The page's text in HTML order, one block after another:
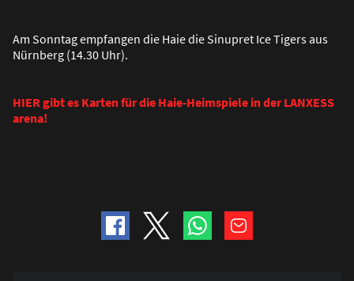
Am Sonntag empfangen die Haie die Sinupret Ice Tigers aus
Nürnberg (14.30 Uhr).
HIER gibt es Karten für die Haie-Heimspiele in der LANXESS
arena!